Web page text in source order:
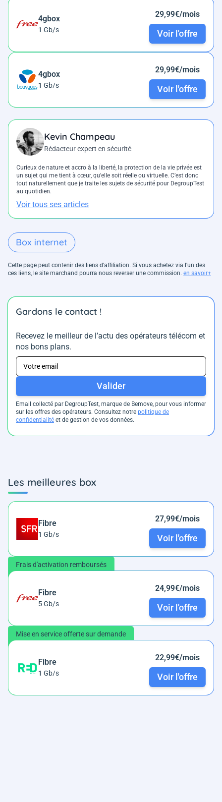
4gbox
1 Gb/s
29,99€/mois
Voir l'offre
4gbox
1 Gb/s
29,99€/mois
Voir l'offre
Kevin Champeau
Rédacteur expert en sécurité
Curieux de nature et accro à la liberté, la protection de la vie privée est
un sujet qui me tient à cœur, qu’elle soit réelle ou virtuelle. C’est donc
tout naturellement que je traite les sujets de sécurité pour DegroupTest
au quotidien.
Voir tous ses articles
Box internet
Cette page peut contenir des liens d’affiliation. Si vous achetez via l'un des
ces liens, le site marchand pourra nous reverser une commission. en savoir+
Gardons le contact !
Recevez le meilleur de l’actu des opérateurs télécom et
nos bons plans.
Valider
Email collecté par DegroupTest, marque de Bemove, pour vous informer
sur les offres des opérateurs. Consultez notre politique de
confidentialité et de gestion de vos données.
Les meilleures box
Fibre
1 Gb/s
27,99€/mois
Voir l'offre
Frais d'activation remboursés
Fibre
5 Gb/s
24,99€/mois
Voir l'offre
Mise en service offerte sur demande
Fibre
1 Gb/s
22,99€/mois
Voir l'offre